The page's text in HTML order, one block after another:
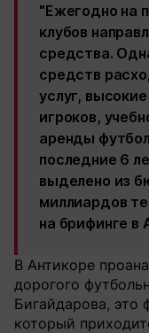
"Ежегодно на
клубов
средства.
средств
услуг,
игроков,
аренды
последние 6
выделено из
миллиардов
на брифинге в
В Антикоре
дорогого
Бигайдарова, это
который